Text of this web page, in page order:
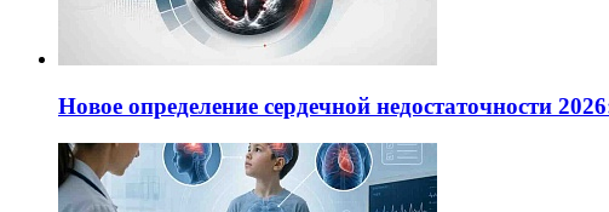
Новое определение сердечной недостаточности